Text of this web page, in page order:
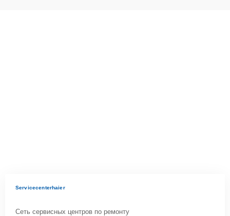
Servicecenterhaier
Сеть сервисных центров по ремонту